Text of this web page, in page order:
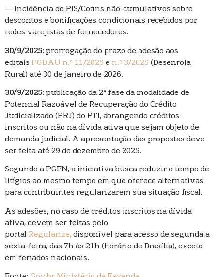
— Incidência de PIS/Cofins não-cumulativos sobre
descontos e bonificações condicionais recebidos por
redes varejistas de fornecedores.
30/9/2025: prorrogação do prazo de adesão aos
editais PGDAU n.º 11/2025 e n.º 3/2025 (Desenrola
Rural) até 30 de janeiro de 2026.
30/9/2025: publicação da 2ª fase da modalidade de
Potencial Razoável de Recuperação do Crédito
Judicializado (PRJ) do PTI, abrangendo créditos
inscritos ou não na dívida ativa que sejam objeto de
demanda judicial. A apresentação das propostas deve
ser feita até 29 de dezembro de 2025.
Segundo a PGFN, a iniciativa busca reduzir o tempo de
litígios ao mesmo tempo em que oferece alternativas
para contribuintes regularizarem sua situação fiscal.
As adesões, no caso de créditos inscritos na dívida
ativa, devem ser feitas pelo
portal Regularize, disponível para acesso de segunda a
sexta-feira, das 7h às 21h (horário de Brasília), exceto
em feriados nacionais.